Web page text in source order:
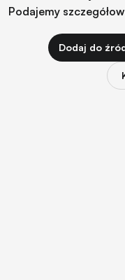
Podajemy
Dodaj do